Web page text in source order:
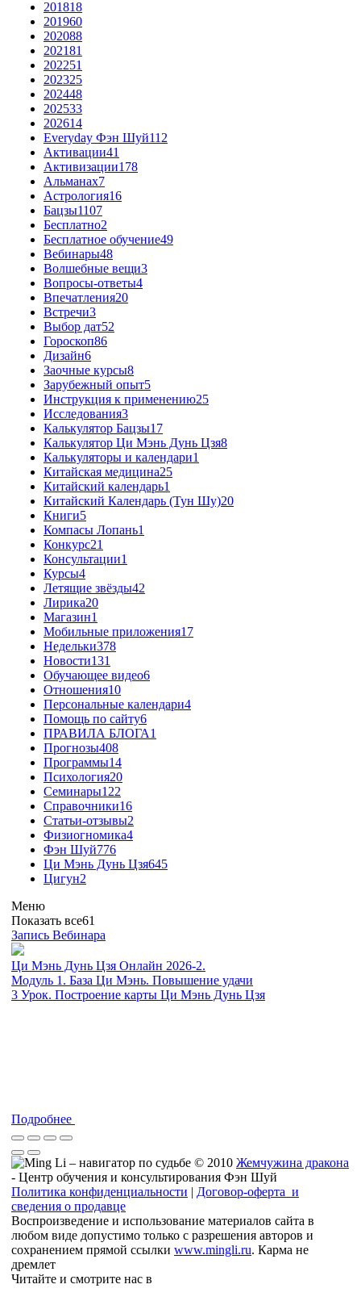
201818
201960
202088
202181
202251
202325
202448
202533
202614
Everyday Фэн Шуй112
Активации41
Активизации178
Альманах7
Астрология16
Бацзы1107
Бесплатно2
Бесплатное обучение49
Вебинары48
Волшебные вещи3
Вопросы-ответы4
Впечатления20
Встречи3
Выбор дат52
Гороскоп86
Дизайн6
Заочные курсы8
Зарубежный опыт5
Инструкция к применению25
Исследования3
Калькулятор Бацзы17
Калькулятор Ци Мэнь Дунь Цзя8
Калькуляторы и календари1
Китайская медицина25
Китайский календарь1
Китайский Календарь (Тун Шу)20
Книги5
Компасы Лопань1
Конкурс21
Консультации1
Курсы4
Летящие звёзды42
Лирика20
Магазин1
Мобильные приложения17
Недельки378
Новости131
Обучающее видео6
Отношения10
Персональные календари4
Помощь по сайту6
ПРАВИЛА БЛОГА1
Прогнозы408
Программы14
Психология20
Семинары122
Справочники16
Статьи-отзывы2
Физиогномика4
Фэн Шуй776
Ци Мэнь Дунь Цзя645
Цигун2
Меню
Показать все61
Запись Вебинара
Ци Мэнь Дунь Цзя Онлайн 2026-2.
Модуль 1. База Ци Мэнь. Повышение удачи
3 Урок. Построение карты Ци Мэнь Дунь Цзя
Подробнее
© 2010 Жемчужина дракона
- Центр обучения и консультирования Фэн Шуй
Политика конфиденциальности | Договор-оферта и
сведения о продавце
Воспроизведение и использование материалов сайта в
любом виде допустимо только с разрешения авторов и
сохранением прямой ссылки www.mingli.ru. Карма не
дремлет
Читайте и смотрите нас в